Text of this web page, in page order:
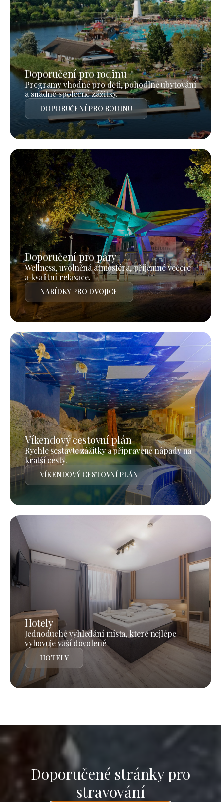
Doporučení pro rodinu
Programy vhodné pro děti, pohodlné ubytování
a snadné společné zážitky.
DOPORUČENÍ PRO RODINU
Doporučení pro páry
Wellness, uvolněná atmosféra, příjemné večeře
a kvalitní relaxace.
NABÍDKY PRO DVOJICE
Víkendový cestovní plán
Rychle sestavte zážitky a připravené nápady na
kratší cesty.
VÍKENDOVÝ CESTOVNÍ PLÁN
Hotely
Jednoduché vyhledání místa, které nejlépe
vyhovuje vaší dovolené
HOTELY
Doporučené stránky pro
stravování